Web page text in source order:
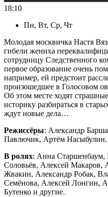
18:10
Пн, Вт, Ср, Чт
Молодая москвичка Настя
гибели жениха
сотрудницу Следственного
первое образование очень
например, ей предстоит
произошедшее в Голосовом
Об этом месте ходят
историку разбираться в
ждут новые дела…
Режиссёры: Александр
Павлючик, Артём Насыбулин.
В ролях: Анна Старшенбаум,
Соловьёв, Алексей Макаров,
Жвакин, Александр Робак,
Семёнова, Алексей Лонгин,
Бутенко и другие.